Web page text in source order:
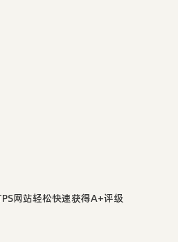
网站轻松快速获得A+评级